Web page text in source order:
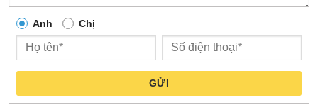
Anh Chị
GỬI